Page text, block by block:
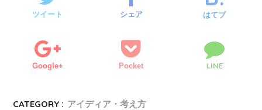
ツイート シェア はてブ
Google+ Pocket LINE
CATEGORY : アイディア・考え方